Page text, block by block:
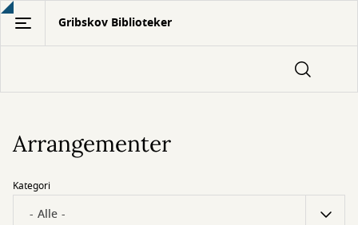
Gå
hovedindhold
Gribskov Biblioteker
Arrangementer
Kategori